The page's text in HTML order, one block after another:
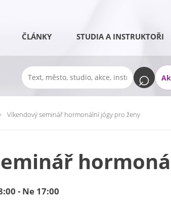
ČLÁNKY STUDIA A INSTRUKTOŘI
Víkendový seminář hormonální jógy pro ženy
- Ne 17:00